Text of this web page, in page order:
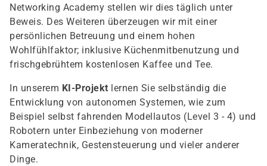
Networking Academy stellen wir dies täglich unter
Beweis. Des Weiteren überzeugen wir mit einer
persönlichen Betreuung und einem hohen
Wohlfühlfaktor; inklusive Küchenmitbenutzung und
frischgebrühtem kostenlosen Kaffee und Tee.
In unserem KI-Projekt lernen Sie selbständig die
Entwicklung von autonomen Systemen, wie zum
Beispiel selbst fahrenden Modellautos (Level 3 - 4) und
Robotern unter Einbeziehung von moderner
Kameratechnik, Gestensteuerung und vieler anderer
Dinge.